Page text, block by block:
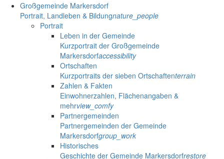
Großgemeinde Markersdorf
Portrait, Landleben & Bildungnature_people
Portrait
Leben in der Gemeinde
Kurzportrait der Großgemeinde
Markersdorfaccessibility
Ortschaften
Kurzportraits der sieben Ortschaftenterrain
Zahlen & Fakten
Einwohnerzahlen, Flächenangaben &
mehrview_comfy
Partnergemeinden
Partnergemeinden der Gemeinde
Markersdorfgroup_work
Historisches
Geschichte der Gemeinde Markersdorfrestore